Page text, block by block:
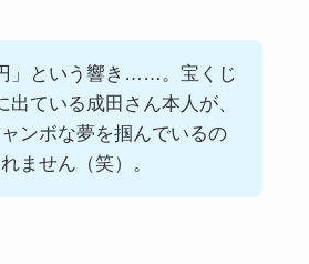
」という響き……。宝くじ
出ている成田さん本人が、
ンボな夢を掴んでいるの
ません（笑）。